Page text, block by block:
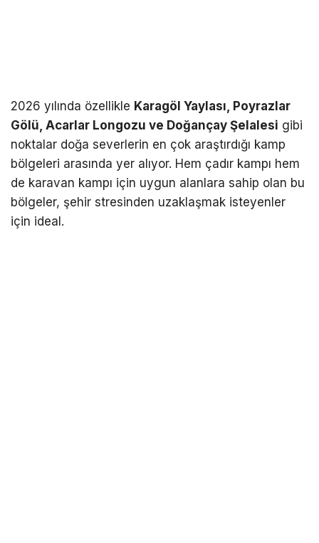
2026 yılında özellikle Karagöl Yaylası, Poyrazlar
Gölü, Acarlar Longozu ve Doğançay Şelalesi gibi
noktalar doğa severlerin en çok araştırdığı kamp
bölgeleri arasında yer alıyor. Hem çadır kampı hem
de karavan kampı için uygun alanlara sahip olan bu
bölgeler, şehir stresinden uzaklaşmak isteyenler
için ideal.